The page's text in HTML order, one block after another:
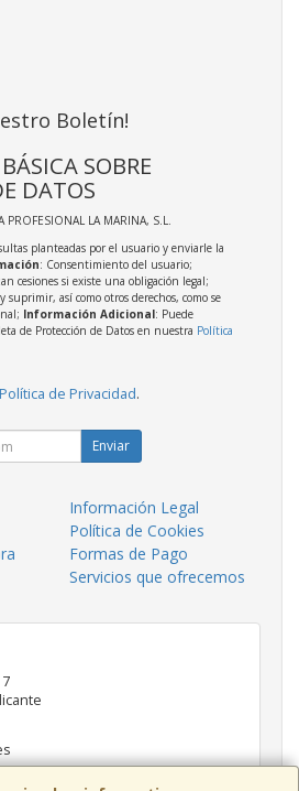
Boletín!
SOBRE
DATOS
PROFESIONAL LA MARINA, S.L.
planteadas por el usuario y enviarle la
: Consentimiento del usuario;
cesiones si existe una obligación legal;
suprimir, así como otros derechos, como se
Información Adicional: Puede
de Protección de Datos en nuestra Política
Política de Privacidad.
Enviar
Información Legal
Política de Cookies
Formas de Pago
Servicios que ofrecemos